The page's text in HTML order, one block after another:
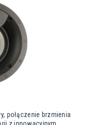
połączenie brzmienia